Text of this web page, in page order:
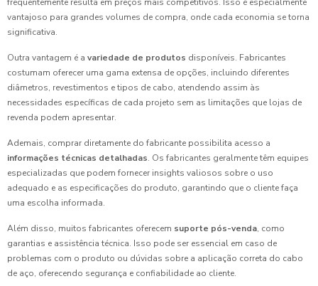
frequentemente resulta em preços mais competitivos. Isso é especialmente
vantajoso para grandes volumes de compra, onde cada economia se torna
significativa.
Outra vantagem é a variedade de produtos disponíveis. Fabricantes
costumam oferecer uma gama extensa de opções, incluindo diferentes
diâmetros, revestimentos e tipos de cabo, atendendo assim às
necessidades específicas de cada projeto sem as limitações que lojas de
revenda podem apresentar.
Ademais, comprar diretamente do fabricante possibilita acesso a
informações técnicas detalhadas. Os fabricantes geralmente têm equipes
especializadas que podem fornecer insights valiosos sobre o uso
adequado e as especificações do produto, garantindo que o cliente faça
uma escolha informada.
Além disso, muitos fabricantes oferecem suporte pós-venda, como
garantias e assistência técnica. Isso pode ser essencial em caso de
problemas com o produto ou dúvidas sobre a aplicação correta do cabo
de aço, oferecendo segurança e confiabilidade ao cliente.